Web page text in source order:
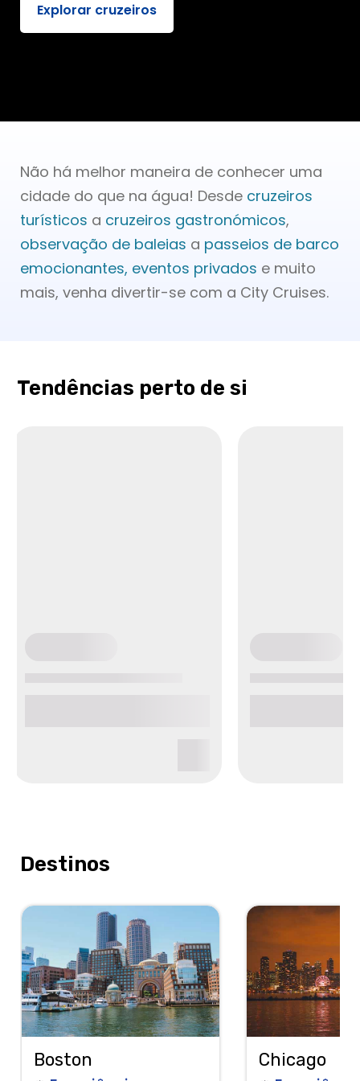
Explorar cruzeiros
Não há melhor maneira de conhecer uma
cidade do que na água! Desde cruzeiros
turísticos a cruzeiros gastronómicos,
observação de baleias a passeios de barco
emocionantes, eventos privados e muito
mais, venha divertir-se com a City Cruises.
Tendências perto de si
Destinos
Boston Chicago